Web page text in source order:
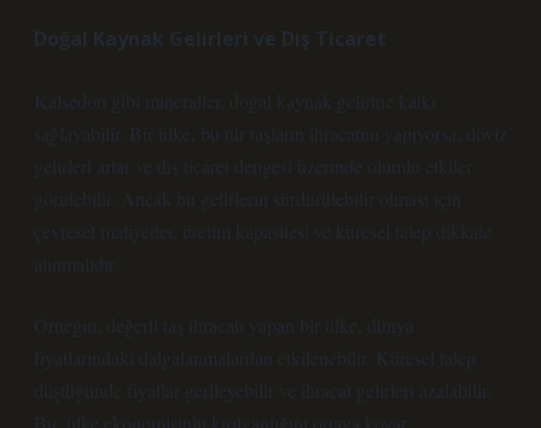
Doğal Kaynak Gelirleri ve Dış Ticaret
Kalsedon gibi mineraller, doğal kaynak gelirine katkı
sağlayabilir. Bir ülke, bu tür taşların ihracatını yapıyorsa, döviz
gelirleri artar ve dış ticaret dengesi üzerinde olumlu etkiler
görülebilir. Ancak bu gelirlerin sürdürülebilir olması için
çevresel maliyetler, üretim kapasitesi ve küresel talep dikkate
alınmalıdır.
Örneğin, değerli taş ihracatı yapan bir ülke, dünya
fiyatlarındaki dalgalanmalardan etkilenebilir. Küresel talep
düştüğünde fiyatlar gerileyebilir ve ihracat gelirleri azalabilir.
Bu, ülke ekonomisinin kırılganlığını ortaya koyar.